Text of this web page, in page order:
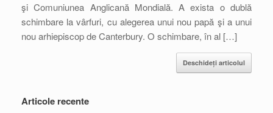
şi Comuniunea Anglicană Mondială. A exista o dublă
schimbare la vârfuri, cu alegerea unui nou papă şi a unui
nou arhiepiscop de Canterbury. O schimbare, în al […]
Deschideți articolul
Articole recente